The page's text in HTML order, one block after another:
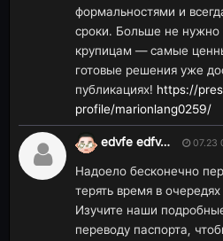
формальностями и
сроки. Больше не
крупицам — самые
готовые решения уже
публикациях! https://
profile/marionlang0259/
edvfe edfv… 07.23
Надоело бесконечно
терять время в
Изучите наши
переводу паспорта,